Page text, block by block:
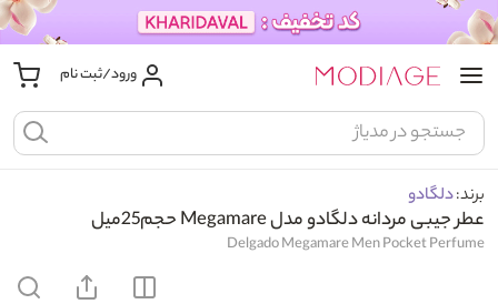
ورود/ثبت نام
برند:دلگادو
عطر جیبی مردانه دلگادو مدل Megamare حجم25میل
Delgado Megamare Men Pocket Perfume